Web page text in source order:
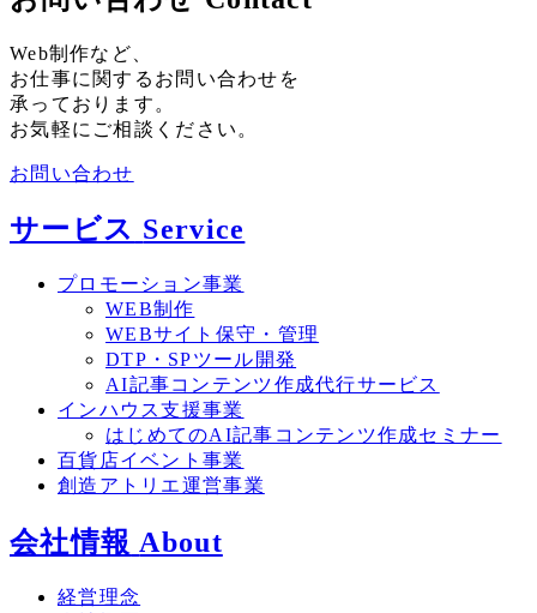
Web制作など、
お仕事に関するお問い合わせを
承っております。
お気軽にご相談ください。
お問い合わせ
サービス Service
プロモーション事業
WEB制作
WEBサイト保守・管理
DTP・SPツール開発
AI記事コンテンツ作成代行サービス
インハウス支援事業
はじめてのAI記事コンテンツ作成セミナー
百貨店イベント事業
創造アトリエ運営事業
会社情報 About
経営理念